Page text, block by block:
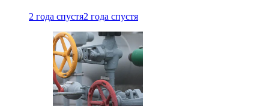
2 года спустя2 года спустя